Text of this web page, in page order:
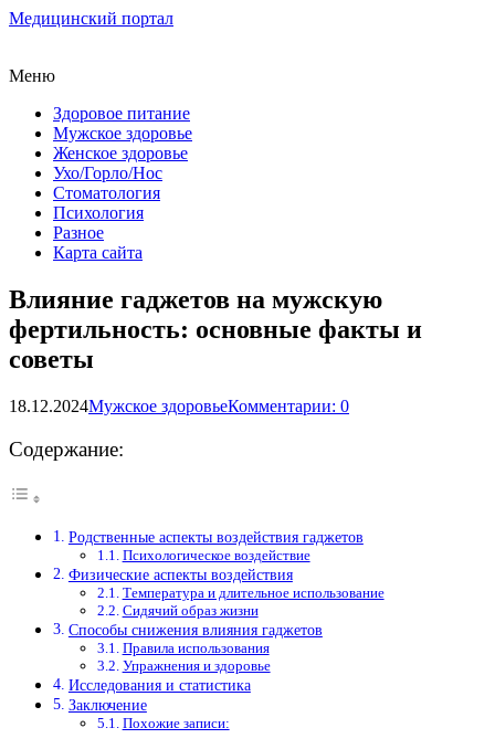
Медицинский портал
Меню
Здоровое питание
Мужское здоровье
Женское здоровье
Ухо/Горло/Нос
Стоматология
Психология
Разное
Карта сайта
Влияние гаджетов на мужскую
фертильность: основные факты и
советы
18.12.2024Мужское здоровьеКомментарии: 0
Содержание:
Родственные аспекты воздействия гаджетов
Психологическое воздействие
Физические аспекты воздействия
Температура и длительное использование
Сидячий образ жизни
Способы снижения влияния гаджетов
Правила использования
Упражнения и здоровье
Исследования и статистика
Заключение
Похожие записи: